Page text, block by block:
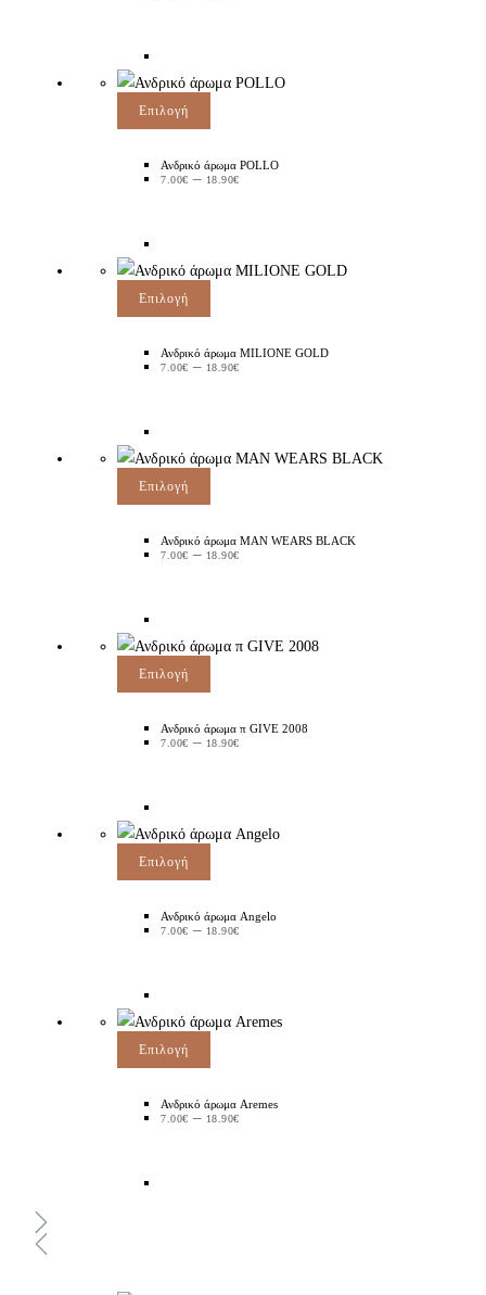
Επιλογή
Ανδρικό άρωμα POLLO
7.00€ – 18.90€
Επιλογή
Ανδρικό άρωμα MILIONE GOLD
7.00€ – 18.90€
Επιλογή
Ανδρικό άρωμα MAN WEARS BLACK
7.00€ – 18.90€
Επιλογή
Ανδρικό άρωμα π GIVE 2008
7.00€ – 18.90€
Επιλογή
Ανδρικό άρωμα Angelo
7.00€ – 18.90€
Επιλογή
Ανδρικό άρωμα Aremes
7.00€ – 18.90€